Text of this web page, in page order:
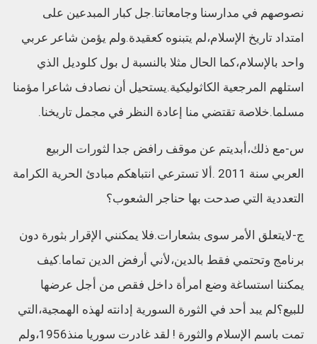
نصوصهم في مدارسنا وجامعاتنا.جل كبار المبدعين على
امتداد تاريخ الإسلام،لم يتبنوه كعقيدة.ولم يؤمن شاعر عربي
واحد بالإسلام،كما الحال مثلا بالنسبة ل بول كلوديل الذي
استلهم المرجعية الكاثوليكية.يستحيل أن نصادف شاعرا مؤمنا
مسلما.خلاصة تقتضي منا إعادة النظر في مجمل تاريخنا.
س-مع ذلك،أبديتم عن موقف رافض جدا لثورات الربيع
العربي سنة 2011 .ألا تسترعي انتباهكم مبادئ الحرية الكرامة
التعددية التي صدحت بها حناجر الشعوب؟
ج-لايتعلق الأمر سوى بشعارات.فلا يمكنني الإقرار بثورة دون
برنامج وتحتمي فقط بالدين،لأني أرفض الدين تماما.كيف
يمكننا استساغة وضع امرأة داخل فقص من أجل عرضها
للبيع؟لم يبد أحد في الثورة السورية إدانته لهذه الهمجية،التي
تمت باسم الإسلام والثورة ! لقد غادرت سوريا منذ1956،ولم